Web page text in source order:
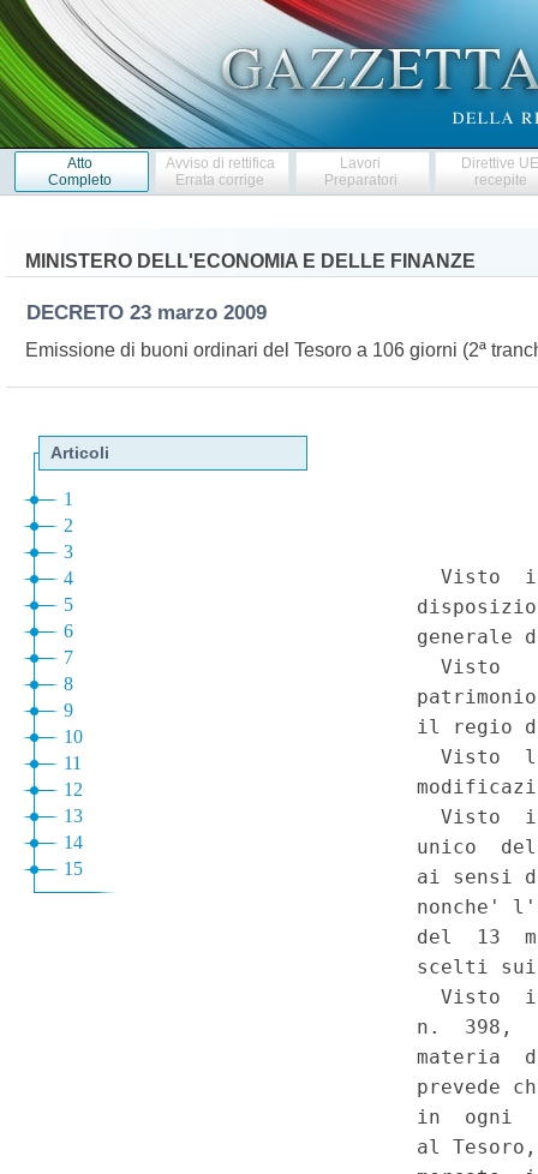
Atto
Completo
Avviso di rettifica
Errata corrige
Lavori
Preparatori
Direttive
recepite
MINISTERO DELL'ECONOMIA E DELLE FINANZE
DECRETO 23 marzo 2009
Emissione di buoni ordinari del Tesoro a 106 giorni (2ª